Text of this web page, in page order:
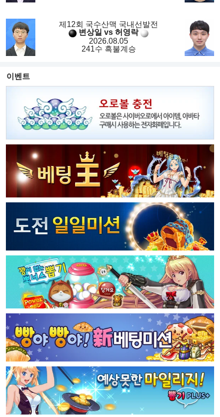
제12회 국수산맥 국내선발전
변상일 vs 허영락
2026.08.05
241수 흑불계승
이벤트